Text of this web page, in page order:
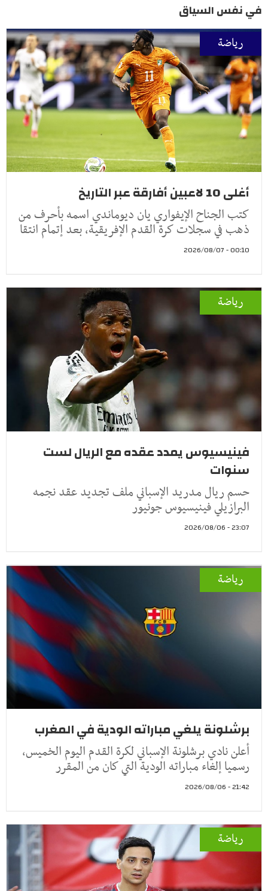
في نفس السياق
رياضة
أغلى 10 لاعبين أفارقة عبر التاريخ
كتب الجناح الإيفواري يان ديوماندي اسمه بأحرف من
ذهب في سجلات كرة القدم الإفريقية، بعد إتمام انتقا
00:10 - 2026/08/07
رياضة
فينيسيوس يمدد عقده مع الريال لست
سنوات
حسم ريال مدريد الإسباني ملف تجديد عقد نجمه
البرازيلي فينيسيوس جونيور
23:07 - 2026/08/06
رياضة
برشلونة يلغي مباراته الودية في المغرب
أعلن نادي برشلونة الإسباني لكرة القدم اليوم الخميس،
رسميا إلغاء مباراته الودية التي كان من المقرر
21:42 - 2026/08/06
رياضة